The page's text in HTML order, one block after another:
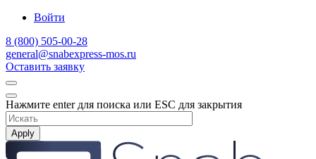
Войти
8 (800) 505-00-28
general@snabexpress-mos.ru
Оставить заявку
Нажмите enter для поиска или ESC для закрытия
Apply